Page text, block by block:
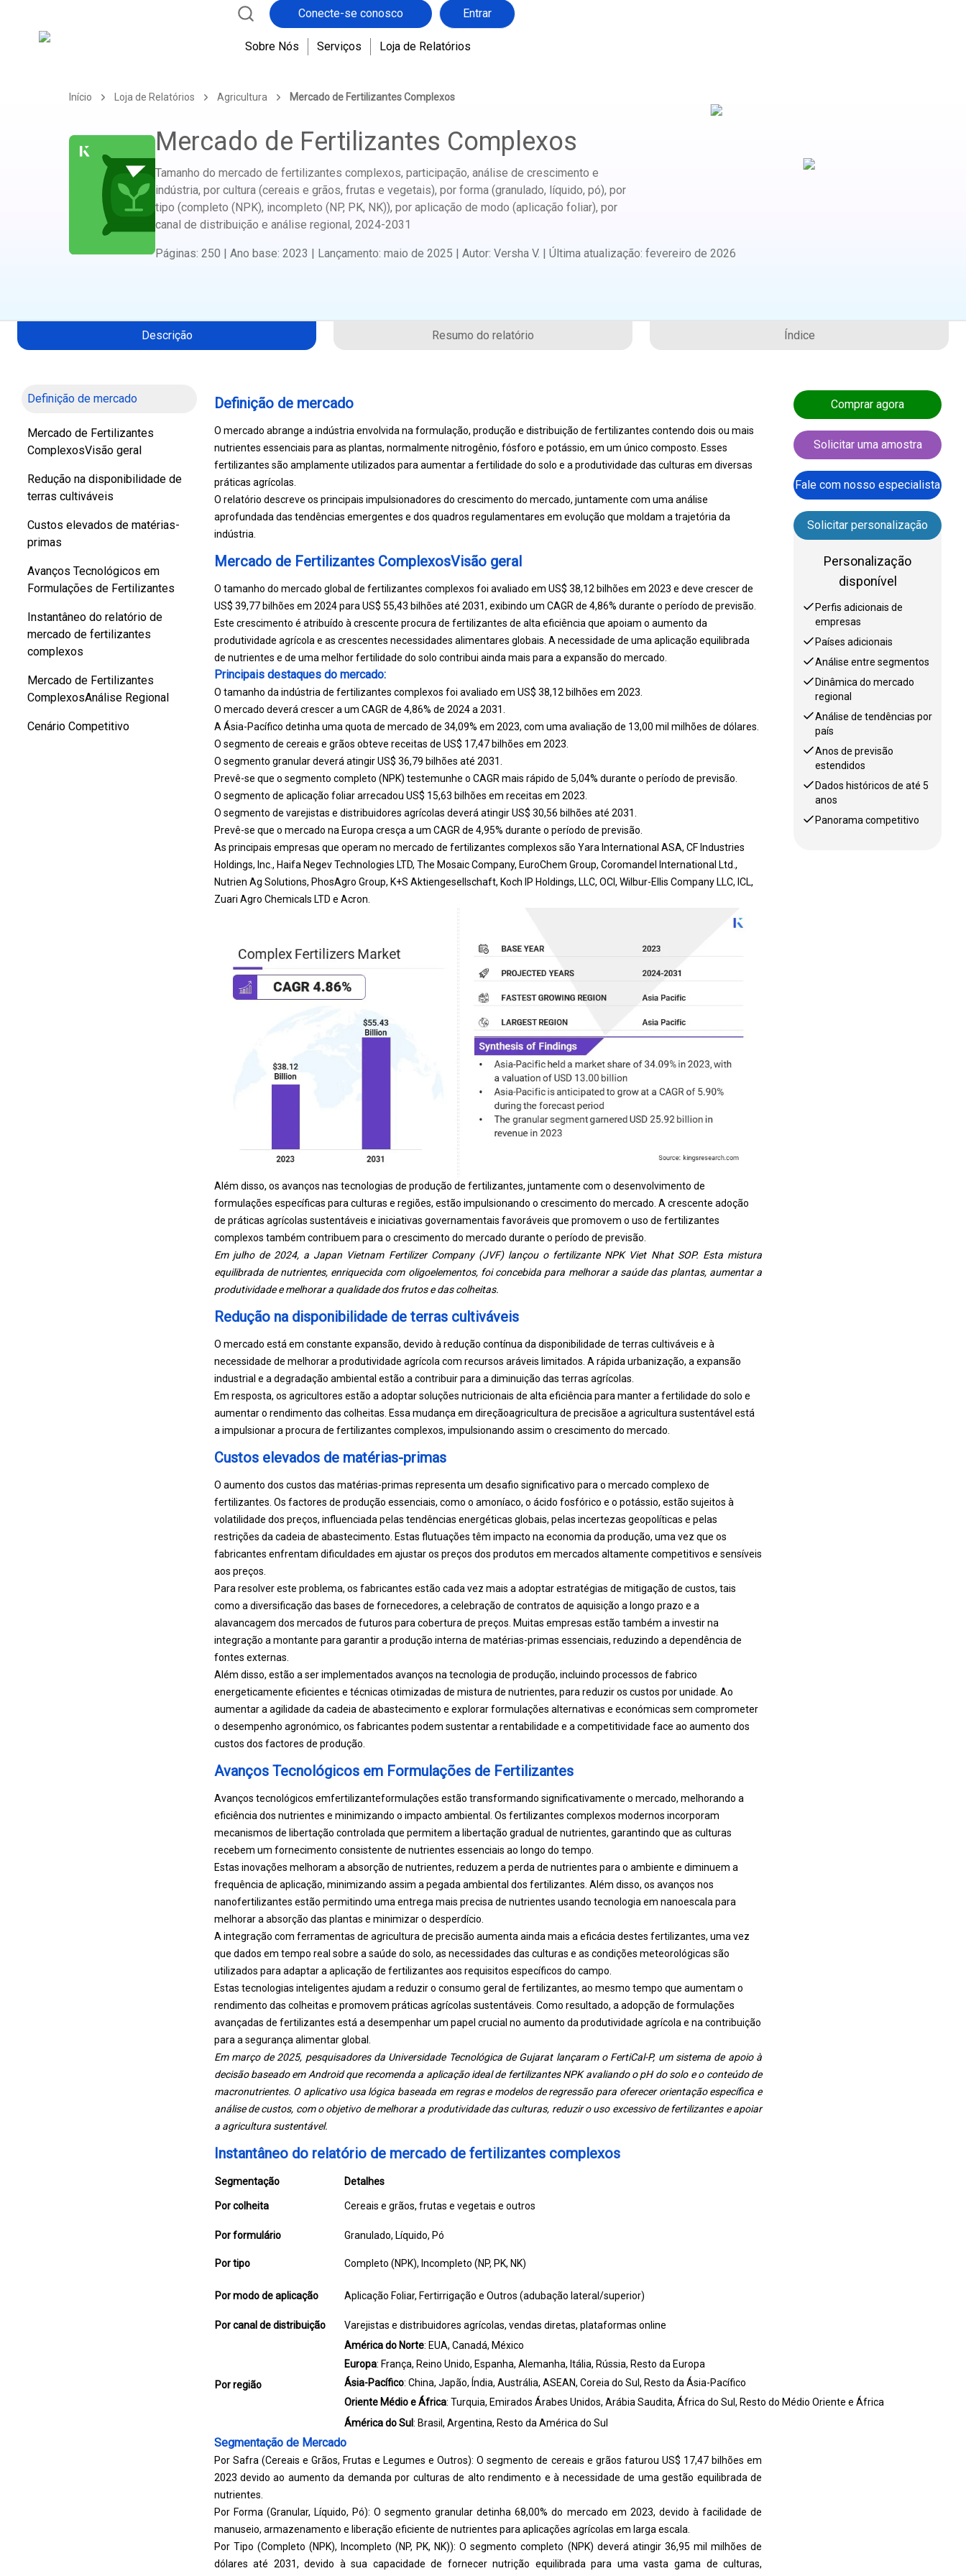
Conecte-se conosco Entrar
Sobre Nós Serviços Loja de Relatórios
Início Loja de Relatórios Agricultura Mercado de Fertilizantes Complexos
Mercado de Fertilizantes Complexos
Tamanho do mercado de fertilizantes complexos, participação, análise de crescimento e
indústria, por cultura (cereais e grãos, frutas e vegetais), por forma (granulado, líquido, pó), por
tipo (completo (NPK), incompleto (NP, PK, NK)), por aplicação de modo (aplicação foliar), por
canal de distribuição e análise regional, 2024-2031
Páginas: 250 | Ano base: 2023 | Lançamento: maio de 2025 | Autor: Versha V. | Última atualização: fevereiro de 2026
Descrição Resumo do relatório Índice
Definição de mercado
Mercado de Fertilizantes
ComplexosVisão geral
Redução na disponibilidade de
terras cultiváveis
Custos elevados de matérias-
primas
Avanços Tecnológicos em
Formulações de Fertilizantes
Instantâneo do relatório de
mercado de fertilizantes
complexos
Mercado de Fertilizantes
ComplexosAnálise Regional
Cenário Competitivo
Definição de mercado
O mercado abrange a indústria envolvida na formulação, produção e distribuição de fertilizantes contendo dois ou mais
nutrientes essenciais para as plantas, normalmente nitrogênio, fósforo e potássio, em um único composto. Esses
fertilizantes são amplamente utilizados para aumentar a fertilidade do solo e a produtividade das culturas em diversas
práticas agrícolas.
O relatório descreve os principais impulsionadores do crescimento do mercado, juntamente com uma análise
aprofundada das tendências emergentes e dos quadros regulamentares em evolução que moldam a trajetória da
indústria.
Mercado de Fertilizantes ComplexosVisão geral
O tamanho do mercado global de fertilizantes complexos foi avaliado em US$ 38,12 bilhões em 2023 e deve crescer de
US$ 39,77 bilhões em 2024 para US$ 55,43 bilhões até 2031, exibindo um CAGR de 4,86% durante o período de previsão.
Este crescimento é atribuído à crescente procura de fertilizantes de alta eficiência que apoiam o aumento da
produtividade agrícola e as crescentes necessidades alimentares globais. A necessidade de uma aplicação equilibrada
de nutrientes e de uma melhor fertilidade do solo contribui ainda mais para a expansão do mercado.
Principais destaques do mercado:
O tamanho da indústria de fertilizantes complexos foi avaliado em US$ 38,12 bilhões em 2023.
O mercado deverá crescer a um CAGR de 4,86% de 2024 a 2031.
A Ásia-Pacífico detinha uma quota de mercado de 34,09% em 2023, com uma avaliação de 13,00 mil milhões de dólares.
O segmento de cereais e grãos obteve receitas de US$ 17,47 bilhões em 2023.
O segmento granular deverá atingir US$ 36,79 bilhões até 2031.
Prevê-se que o segmento completo (NPK) testemunhe o CAGR mais rápido de 5,04% durante o período de previsão.
O segmento de aplicação foliar arrecadou US$ 15,63 bilhões em receitas em 2023.
O segmento de varejistas e distribuidores agrícolas deverá atingir US$ 30,56 bilhões até 2031.
Prevê-se que o mercado na Europa cresça a um CAGR de 4,95% durante o período de previsão.
As principais empresas que operam no mercado de fertilizantes complexos são Yara International ASA, CF Industries
Holdings, Inc., Haifa Negev Technologies LTD, The Mosaic Company, EuroChem Group, Coromandel International Ltd.,
Nutrien Ag Solutions, PhosAgro Group, K+S Aktiengesellschaft, Koch IP Holdings, LLC, OCI, Wilbur-Ellis Company LLC, ICL,
Zuari Agro Chemicals LTD e Acron.
Além disso, os avanços nas tecnologias de produção de fertilizantes, juntamente com o desenvolvimento de
formulações específicas para culturas e regiões, estão impulsionando o crescimento do mercado. A crescente adoção
de práticas agrícolas sustentáveis ​​e iniciativas governamentais favoráveis ​​que promovem o uso de fertilizantes
complexos também contribuem para o crescimento do mercado durante o período de previsão.
Em julho de 2024, a Japan Vietnam Fertilizer Company (JVF) lançou o fertilizante NPK Viet Nhat SOP. Esta mistura
equilibrada de nutrientes, enriquecida com oligoelementos, foi concebida para melhorar a saúde das plantas, aumentar a
produtividade e melhorar a qualidade dos frutos e das colheitas.
Redução na disponibilidade de terras cultiváveis
O mercado está em constante expansão, devido à redução contínua da disponibilidade de terras cultiváveis ​​e à
necessidade de melhorar a produtividade agrícola com recursos aráveis ​​limitados. A rápida urbanização, a expansão
industrial e a degradação ambiental estão a contribuir para a diminuição das terras agrícolas.
Em resposta, os agricultores estão a adoptar soluções nutricionais de alta eficiência para manter a fertilidade do solo e
aumentar o rendimento das colheitas. Essa mudança em direçãoagricultura de precisãoe a agricultura sustentável está
a impulsionar a procura de fertilizantes complexos, impulsionando assim o crescimento do mercado.
Custos elevados de matérias-primas
O aumento dos custos das matérias-primas representa um desafio significativo para o mercado complexo de
fertilizantes. Os factores de produção essenciais, como o amoníaco, o ácido fosfórico e o potássio, estão sujeitos à
volatilidade dos preços, influenciada pelas tendências energéticas globais, pelas incertezas geopolíticas e pelas
restrições da cadeia de abastecimento. Estas flutuações têm impacto na economia da produção, uma vez que os
fabricantes enfrentam dificuldades em ajustar os preços dos produtos em mercados altamente competitivos e sensíveis
aos preços.
Para resolver este problema, os fabricantes estão cada vez mais a adoptar estratégias de mitigação de custos, tais
como a diversificação das bases de fornecedores, a celebração de contratos de aquisição a longo prazo e a
alavancagem dos mercados de futuros para cobertura de preços. Muitas empresas estão também a investir na
integração a montante para garantir a produção interna de matérias-primas essenciais, reduzindo a dependência de
fontes externas.
Além disso, estão a ser implementados avanços na tecnologia de produção, incluindo processos de fabrico
energeticamente eficientes e técnicas otimizadas de mistura de nutrientes, para reduzir os custos por unidade. Ao
aumentar a agilidade da cadeia de abastecimento e explorar formulações alternativas e económicas sem comprometer
o desempenho agronómico, os fabricantes podem sustentar a rentabilidade e a competitividade face ao aumento dos
custos dos factores de produção.
Avanços Tecnológicos em Formulações de Fertilizantes
Avanços tecnológicos emfertilizanteformulações estão transformando significativamente o mercado, melhorando a
eficiência dos nutrientes e minimizando o impacto ambiental. Os fertilizantes complexos modernos incorporam
mecanismos de libertação controlada que permitem a libertação gradual de nutrientes, garantindo que as culturas
recebem um fornecimento consistente de nutrientes essenciais ao longo do tempo.
Estas inovações melhoram a absorção de nutrientes, reduzem a perda de nutrientes para o ambiente e diminuem a
frequência de aplicação, minimizando assim a pegada ambiental dos fertilizantes. Além disso, os avanços nos
nanofertilizantes estão permitindo uma entrega mais precisa de nutrientes usando tecnologia em nanoescala para
melhorar a absorção das plantas e minimizar o desperdício.
A integração com ferramentas de agricultura de precisão aumenta ainda mais a eficácia destes fertilizantes, uma vez
que dados em tempo real sobre a saúde do solo, as necessidades das culturas e as condições meteorológicas são
utilizados para adaptar a aplicação de fertilizantes aos requisitos específicos do campo.
Estas tecnologias inteligentes ajudam a reduzir o consumo geral de fertilizantes, ao mesmo tempo que aumentam o
rendimento das colheitas e promovem práticas agrícolas sustentáveis. Como resultado, a adopção de formulações
avançadas de fertilizantes está a desempenhar um papel crucial no aumento da produtividade agrícola e na contribuição
para a segurança alimentar global.
Em março de 2025, pesquisadores da Universidade Tecnológica de Gujarat lançaram o FertiCal-P, um sistema de apoio à
decisão baseado em Android que recomenda a aplicação ideal de fertilizantes NPK avaliando o pH do solo e o conteúdo de
macronutrientes. O aplicativo usa lógica baseada em regras e modelos de regressão para oferecer orientação específica e
análise de custos, com o objetivo de melhorar a produtividade das culturas, reduzir o uso excessivo de fertilizantes e apoiar
a agricultura sustentável.
Instantâneo do relatório de mercado de fertilizantes complexos
Segmentação Detalhes
Por colheita Cereais e grãos, frutas e vegetais e outros
Por formulário Granulado, Líquido, Pó
Por tipo Completo (NPK), Incompleto (NP, PK, NK)
Por modo de aplicação Aplicação Foliar, Fertirrigação e Outros (adubação lateral/superior)
Por canal de distribuição Varejistas e distribuidores agrícolas, vendas diretas, plataformas online
Por região
América do Norte: EUA, Canadá, México
Europa: França, Reino Unido, Espanha, Alemanha, Itália, Rússia, Resto da Europa
Ásia-Pacífico: China, Japão, Índia, Austrália, ASEAN, Coreia do Sul, Resto da Ásia-Pacífico
Oriente Médio e África: Turquia, Emirados Árabes Unidos, Arábia Saudita, África do Sul, Resto do Médio Oriente e África
Ámérica do Sul: Brasil, Argentina, Resto da América do Sul
Segmentação de Mercado
Por Safra (Cereais e Grãos, Frutas e Legumes e Outros): O segmento de cereais e grãos faturou US$ 17,47 bilhões em
2023 devido ao aumento da demanda por culturas de alto rendimento e à necessidade de uma gestão equilibrada de
nutrientes.
Por Forma (Granular, Líquido, Pó): O segmento granular detinha 68,00% do mercado em 2023, devido à facilidade de
manuseio, armazenamento e liberação eficiente de nutrientes para aplicações agrícolas em larga escala.
Por Tipo (Completo (NPK), Incompleto (NP, PK, NK)): O segmento completo (NPK) deverá atingir 36,95 mil milhões de
dólares até 2031, devido à sua capacidade de fornecer nutrição equilibrada para uma vasta gama de culturas,
Comprar agora
Solicitar uma amostra
Fale com nosso especialista
Solicitar personalização
Personalização
disponível
Perfis adicionais de
empresas
Países adicionais
Análise entre segmentos
Dinâmica do mercado
regional
Análise de tendências por
país
Anos de previsão
estendidos
Dados históricos de até 5
anos
Panorama competitivo